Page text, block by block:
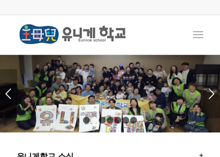
다음
1 2 3 4 5 6 7